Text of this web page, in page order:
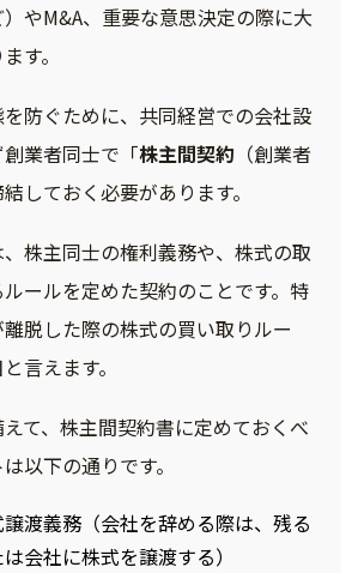
やM&A、重要な意思決定の際に大
す。
防ぐために、共同経営での会社設
業者同士で「株主間契約 （創業者
しておく必要があります。
株主同士の権利義務や、株式の取
ールを定めた契約のことです。特
脱した際の株式の買い取りルー
言えます。
て、株主間契約書に定めておくべ
以下の通りです。
渡義務（会社を辞める際は、残る
会社に株式を譲渡する）